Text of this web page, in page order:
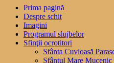
Prima pagină
Despre schit
Imagini
Programul slujbelor
Sfinţii ocrotitori
Sfânta Cuvioasă
Sfântul Mare Mucenic